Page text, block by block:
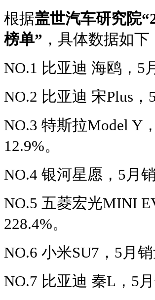
根据盖世汽车研究院
榜单” ，具体数据如下
NO.1 比亚迪 海鸥，5
NO.2 比亚迪 宋Plus
NO.3 特斯拉Model Y
12.9%。
NO.4 银河星愿，5月
NO.5 五菱宏光MINI
228.4%。
NO.6 小米SU7，5月
NO.7 比亚迪 秦L，5